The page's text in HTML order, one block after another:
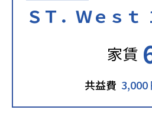
ＳＴ．Ｗｅｓｔ
家賃
共益費 3,000